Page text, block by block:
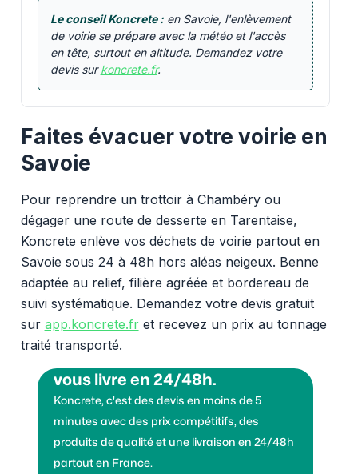
Le conseil Koncrete :en Savoie, l'enlèvement
de voirie se prépare avec la météo et l'accès
en tête, surtout en altitude. Demandez votre
devis surkoncrete.fr.
Faites évacuer votre voirie en
Savoie
Pour reprendre un trottoir à Chambéry ou
dégager une route de desserte en Tarentaise,
Koncrete enlève vos déchets de voirie partout en
Savoie sous 24 à 48h hors aléas neigeux. Benne
adaptée au relief, filière agréée et bordereau de
suivi systématique. Demandez votre devis gratuit
sur app.koncrete.fret recevez un prix au tonnage
traité transporté.
vous livre en 24/48h.
Koncrete, c'est des devis en moins de 5
minutes avec des prix compétitifs, des
produits de qualité et une livraison en 24/48h
partout en France.